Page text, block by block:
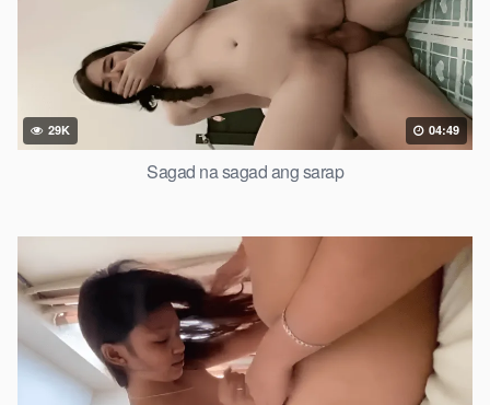
29K 04:49
Sagad na sagad ang sarap